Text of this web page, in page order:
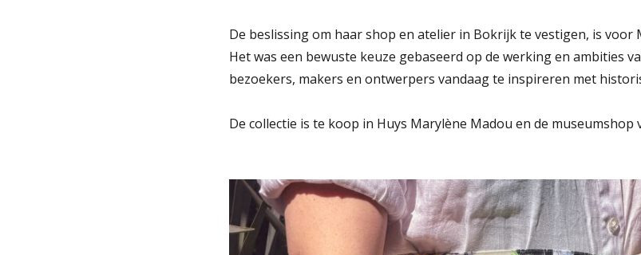
De beslissing om haar shop en atelier in Bokrijk te vestigen, is voor
Het was een bewuste keuze gebaseerd op de werking en ambities
bezoekers, makers en ontwerpers vandaag te inspireren met
De collectie is te koop in Huys Marylène Madou en de museumshop